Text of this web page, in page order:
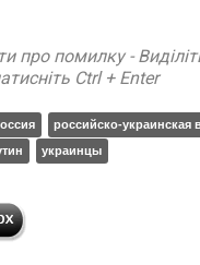
про помилку -
Ctrl + Enter
российско-украинская
украинцы